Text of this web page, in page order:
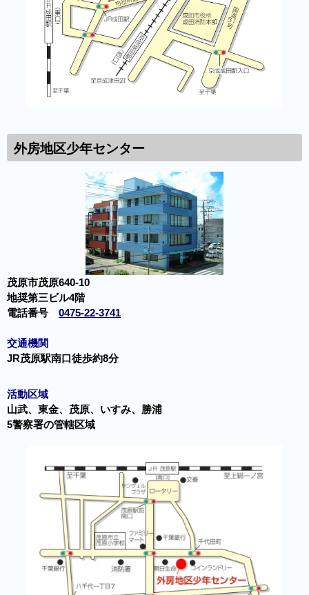
外房地区少年センター
茂原市茂原640-10
地奨第三ビル4階
電話番号 0475-22-3741
交通機関
JR茂原駅南口徒歩約8分
活動区域
山武、東金、茂原、いすみ、勝浦
5警察署の管轄区域